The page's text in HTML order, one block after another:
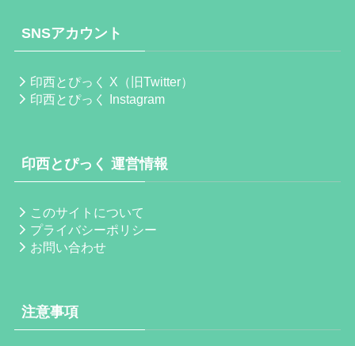
SNSアカウント
印西とぴっく X（旧Twitter）
印西とぴっく Instagram
印西とぴっく 運営情報
このサイトについて
プライバシーポリシー
お問い合わせ
注意事項